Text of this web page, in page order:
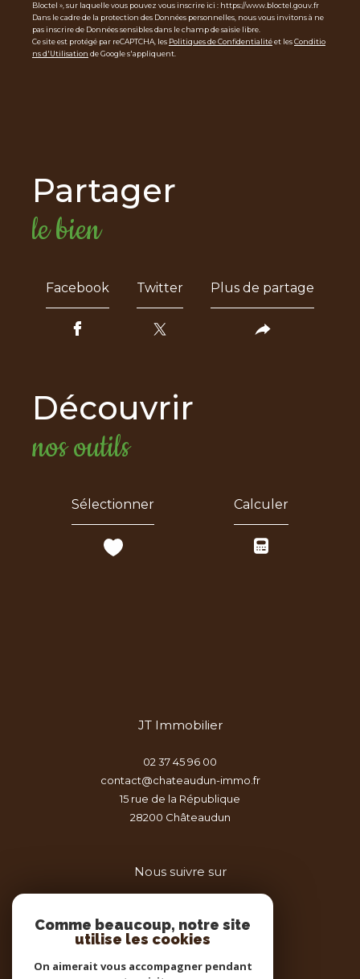
Bloctel », sur laquelle vous pouvez vous inscrire ici : https://www.bloctel.gouv.fr
Dans le cadre de la protection des Données personnelles, nous vous invitons à ne
pas inscrire de Données sensibles dans le champ de saisie libre.
Ce site est protégé par reCAPTCHA, les Politiques de Confidentialitéet lesConditio
ns d'Utilisation de Google s'appliquent.
partager
le bien
Facebook Twitter Plus de partage
découvrir
nos outils
Sélectionner Calculer
JT Immobilier
02 37 45 96 00
contact@chateaudun-immo.fr
15 rue de la République
28200
châteaudun
Nous suivre sur
Comme beaucoup, notre site
utilise les cookies
On aimerait vous accompagner pendant